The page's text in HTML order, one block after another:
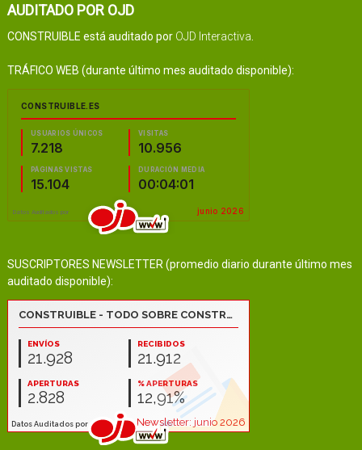
AUDITADO POR OJD
CONSTRUIBLE está auditado por OJD Interactiva
TRÁFICO WEB (durante último mes auditado disponible):
SUSCRIPTORES NEWSLETTER (promedio diario durante último mes
auditado disponible):